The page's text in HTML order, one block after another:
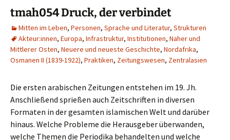
tmah054 Druck, der verbindet
Mitten im Leben, Personen, Sprache und Literatur, Strukturen
Akteur:innen, Europa, Infrastruktur, Institutionen, Naher und
Mittlerer Osten, Neuere und neueste Geschichte, Nordafrika,
Osmanen II (1839-1922), Praktiken, Zeitungswesen, Zentralasien
Die ersten arabischen Zeitungen entstehen im 19. Jh.
Anschließend sprießen auch Zeitschriften in diversen
Formaten in der gesamten islamischen Welt und darüber
hinaus. Welche Probleme die Herausgeber überwanden,
welche Themen die Periodika behandelten und welche